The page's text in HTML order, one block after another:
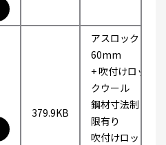
379.9KB
アスロック
60mm
+ 吹付けロッ
クウール
鋼材寸法制
限有り
吹付けロッ